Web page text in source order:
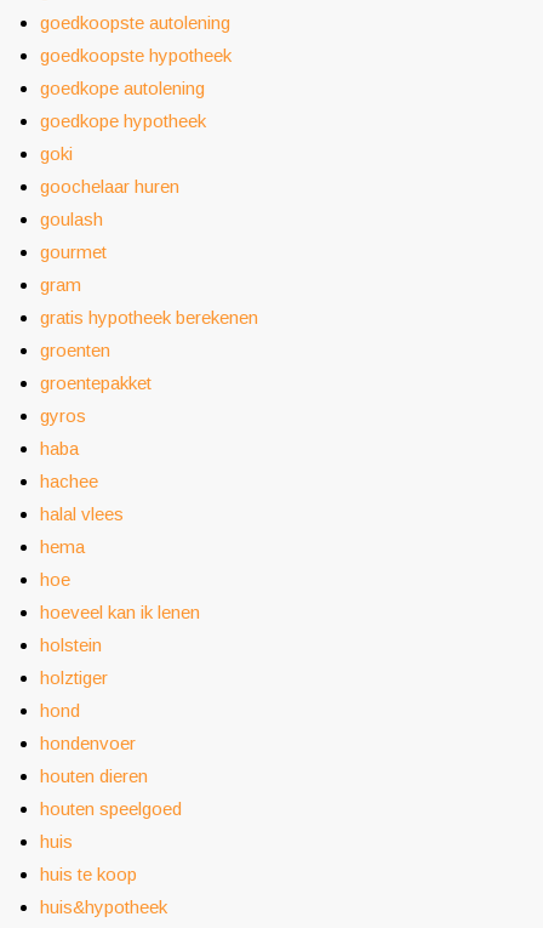
goedkoopste autolening
goedkoopste hypotheek
goedkope autolening
goedkope hypotheek
goki
goochelaar huren
goulash
gourmet
gram
gratis hypotheek berekenen
groenten
groentepakket
gyros
haba
hachee
halal vlees
hema
hoe
hoeveel kan ik lenen
holstein
holztiger
hond
hondenvoer
houten dieren
houten speelgoed
huis
huis te koop
huis&hypotheek